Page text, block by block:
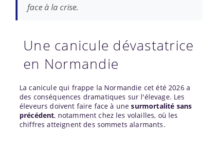
face à la crise.
Une canicule dévastatrice
en Normandie
La canicule qui frappe la Normandie cet été 2026 a
des conséquences dramatiques sur l'élevage. Les
éleveurs doivent faire face à unesurmortalité sans
précédent, notamment chez les volailles, où les
chiffres atteignent des sommets alarmants.